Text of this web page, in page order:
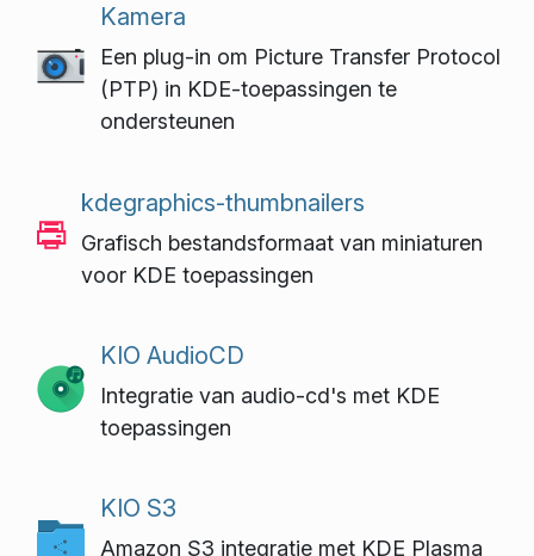
Kamera
Een plug-in om Picture Transfer Protocol
(PTP) in KDE-toepassingen te
ondersteunen
kdegraphics-thumbnailers
Grafisch bestandsformaat van miniaturen
voor KDE toepassingen
KIO AudioCD
Integratie van audio-cd's met KDE
toepassingen
KIO S3
Amazon S3 integratie met KDE Plasma